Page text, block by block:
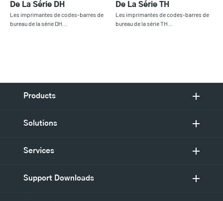
De La Série DH
Les imprimantes de codes-barres de
bureau de la série DH…
De La Série TH
Les imprimantes de codes-barres de
bureau de la série TH…
Products
Solutions
Services
Support Downloads